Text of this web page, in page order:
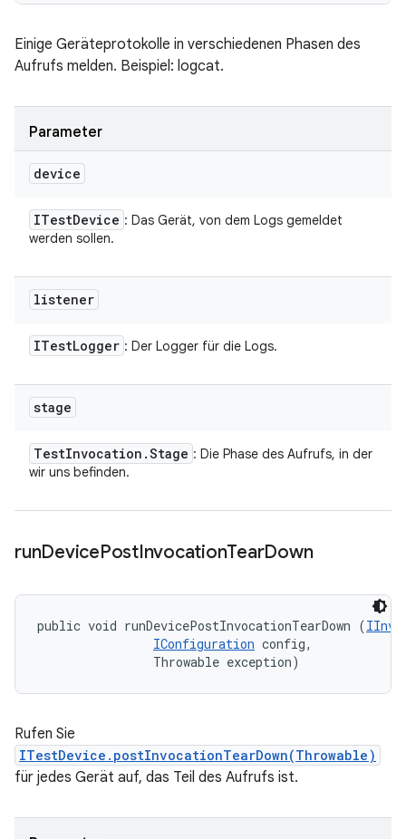
Einige Geräteprotokolle in verschiedenen Phasen des
Aufrufs melden. Beispiel: logcat.
Parameter
device
ITestDevice : Das Gerät, von dem Logs gemeldet
werden sollen.
listener
ITestLogger : Der Logger für die Logs.
stage
TestInvocation .Stage : Die Phase des Aufrufs, in der
wir uns befinden.
runDevicePostInvocationTearDown
public void runDevicePostInvocationTearDown (
IConfiguration config,
                Throwable exception)
Rufen Sie
ITestDevice.postInvocationTearDown(Throwable)
für jedes Gerät auf, das Teil des Aufrufs ist.